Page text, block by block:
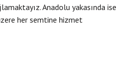
Anadolu yakasında ise
her semtine hizmet